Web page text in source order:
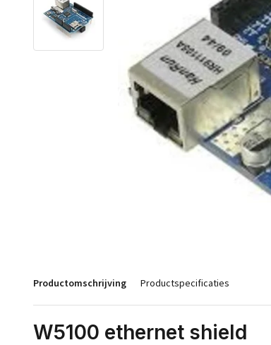
Productomschrijving Productspecificaties
W5100 ethernet shield